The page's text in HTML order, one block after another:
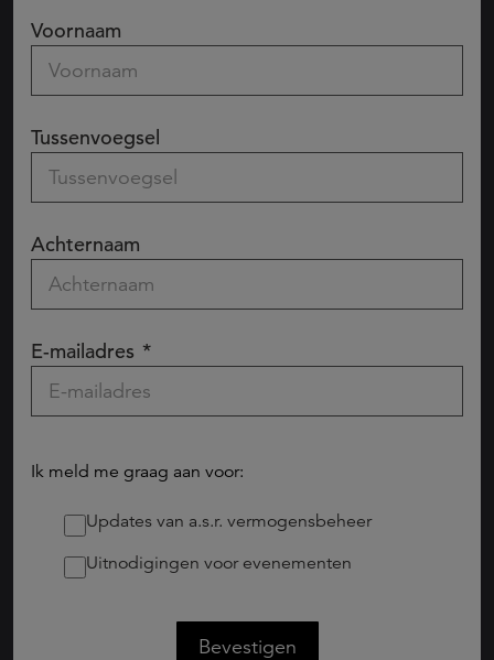
Voornaam
Tussenvoegsel
Achternaam
E-mailadres
Ik meld me graag aan voor:
Updates van a.s.r. vermogensbeheer
Uitnodigingen voor evenementen
Bevestigen